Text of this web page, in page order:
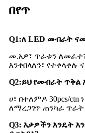
በየጥ
Q1:ለ LED መብራት
መ.አዎ፣ ጥራቱን
እንቀበላለን፣
Q2:ይህ የመብራት ጥቅል
ሀ፣ በተለምዶ 30pcs/
ለማረጋገጥ ጠንካራ ጥራት
Q3: እቃዎችን እንዴት